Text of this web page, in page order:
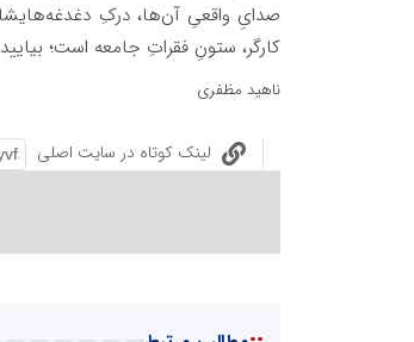
صدایِ واقعیِ آن‌ها، درکِ
کارگر، ستونِ فقراتِ جامعه است؛
ناهید مظفری
لینک کوتاه در سایت اصلی